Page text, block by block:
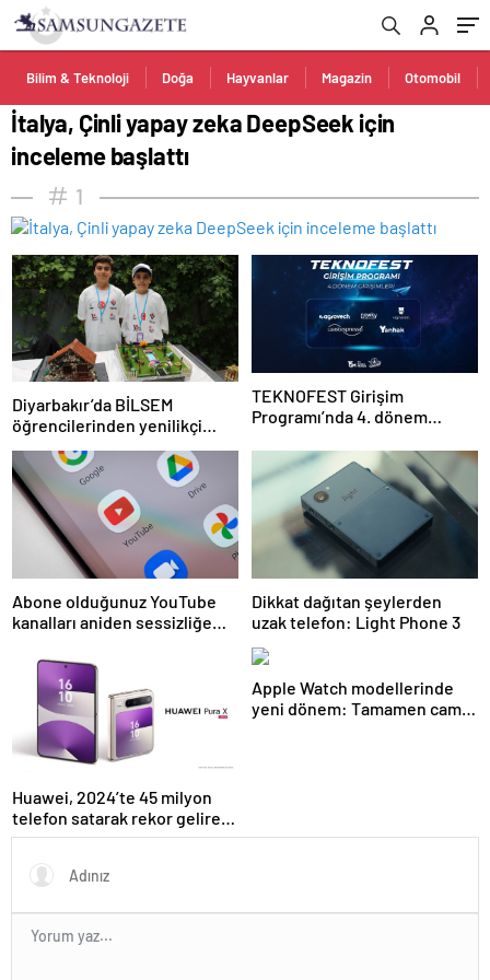
Bilim & Teknoloji Doğa Hayvanlar Magazin Otomobil
İtalya, Çinli yapay zeka DeepSeek için
inceleme başlattı
1
Diyarbakır’da BİLSEM
öğrencilerinden yenilikçi
projeler
TEKNOFEST Girişim
Programı’nda 4. dönem
Abone olduğunuz YouTube
kanalları aniden sessizliğe
Dikkat dağıtan şeylerden
uzak telefon: Light Phone 3
Huawei, 2024’te 45 milyon
telefon satarak rekor gelire
ulaştı
Apple Watch modellerinde
yeni dönem: Tamamen cam